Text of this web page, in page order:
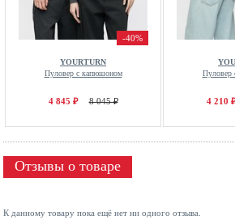
-40%
YOURTURN
Пуловер с капюшоном
4 845 ₽ 8 045 ₽
Пуловер
4 210 ₽
Отзывы о товаре
К данному товару пока ещё нет ни одного отзыва.